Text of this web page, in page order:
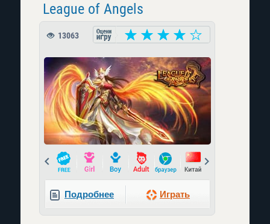
League of Angels
13063
Prev
Подробнее Играть